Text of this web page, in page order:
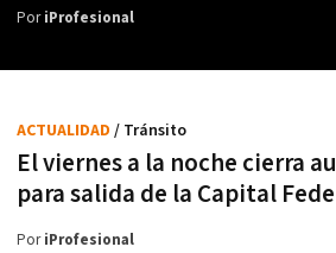
PoriProfesional
El viernes a la noche cierra
para salida de la Capital
ACTUALIDAD / Tránsito
PoriProfesional